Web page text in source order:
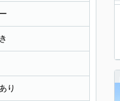
り